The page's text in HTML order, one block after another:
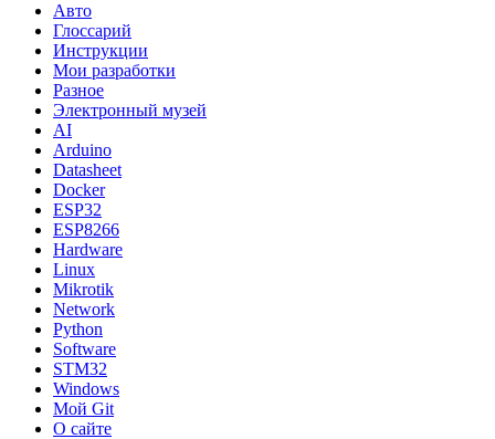
Авто
Глоссарий
Инструкции
Мои разработки
Разное
Электронный музей
AI
Arduino
Datasheet
Docker
ESP32
ESP8266
Hardware
Linux
Mikrotik
Network
Python
Software
STM32
Windows
Мой Git
О сайте